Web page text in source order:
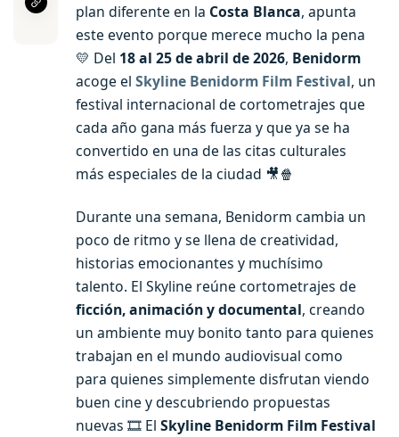
plan diferente en la Costa Blanca, apunta
este evento porque merece mucho la pena
💛 Del 18 al 25 de abril de 2026, Benidorm
acoge el Skyline Benidorm Film Festival, un
festival internacional de cortometrajes que
cada año gana más fuerza y que ya se ha
convertido en una de las citas culturales
más especiales de la ciudad 🎥🍿
Durante una semana, Benidorm cambia un
poco de ritmo y se llena de creatividad,
historias emocionantes y muchísimo
talento. El Skyline reúne cortometrajes de
ficción, animación y documental, creando
un ambiente muy bonito tanto para quienes
trabajan en el mundo audiovisual como
para quienes simplemente disfrutan viendo
buen cine y descubriendo propuestas
nuevas 🎞️ El Skyline Benidorm Film Festival